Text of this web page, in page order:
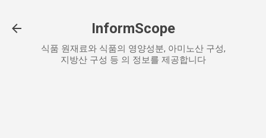
InformScope
식품 원재료와 식품의 영양성분, 아미노산 구성,
지방산 구성 등 의 정보를 제공합니다